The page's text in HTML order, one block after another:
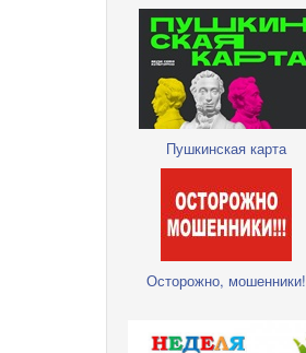
Пушкинская карта
Осторожно, мошенники!